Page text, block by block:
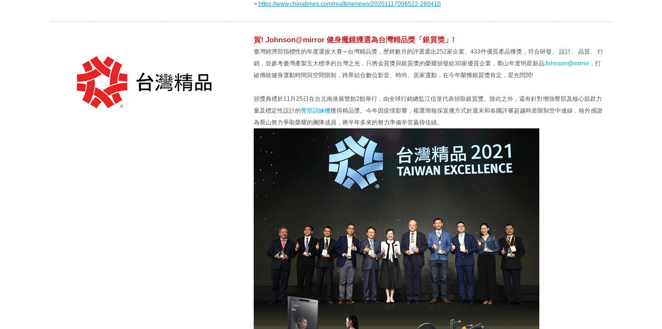
> https://www.chinatimes.com/realtimenews/20201117006522-260410
賀! Johnson@mirror 健身魔鏡獲選為台灣精品獎「銀質獎」!
臺灣經濟部指標性的年度選拔大賽¬-台灣精品獎，歷經數月的評選選出252家企業、433件優質產品獲獎，符合研發、 設計、 品質、 行
銷，並參考臺灣產製五大標準的台灣之光，只將金質獎與銀質獎的榮耀頒發給30家優質企業，喬山年度明星新品Johnson@mirror ，打
破傳統健身運動時間與空間限制，跨界結合數位影音、時尚、居家運動，在今年榮獲銀質獎肯定，星光閃閃!
頒獎典禮於11月25日在台北南港展覽館2館舉行，由全球行銷總監江信篁代表領取銀質獎。除此之外，還有針對增強臀部及核心肌群力
量及穩定性設計的臀部訓練機獲得精品獎。今年因疫情影響，複選簡報採直播方式於週末和各國評審超越時差限制空中連線，格外感謝
為喬山努力爭取榮耀的團隊成員，將半年多來的努力準備辛苦贏得佳績。